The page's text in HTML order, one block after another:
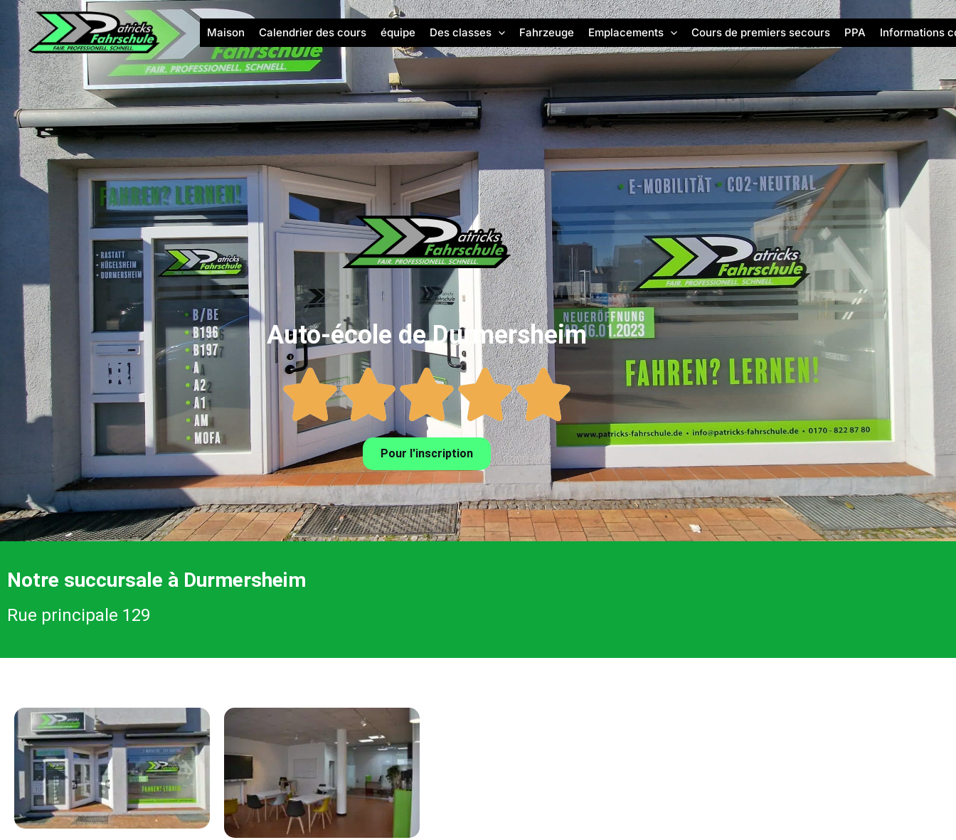
Aller
contenu
Maison Calendrier des cours équipe Des classes Fahrzeuge Emplacements Cours de premiers secours PPA Informations
Auto-école de Durmersheim
Pour l'inscription
Notre succursale à Durmersheim
Rue principale 129